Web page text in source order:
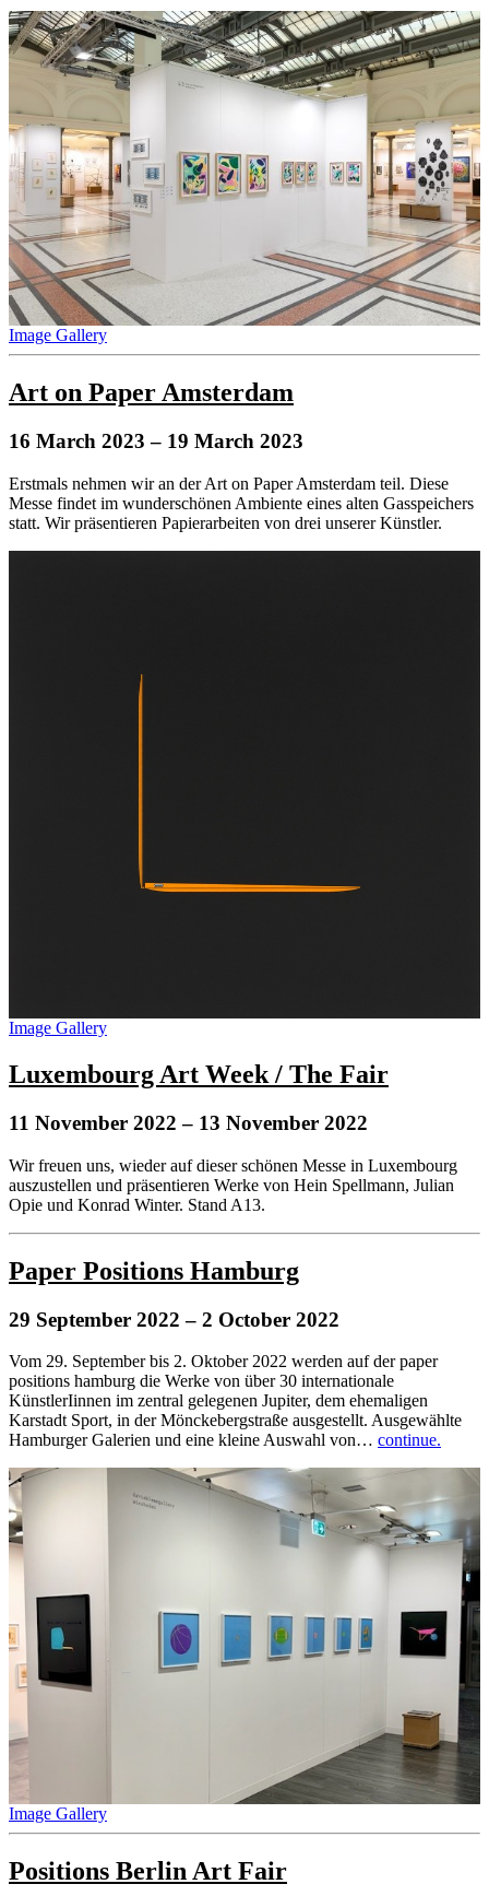
Image Gallery
Art on Paper Amsterdam
16 March 2023 – 19 March 2023
Erstmals nehmen wir an der Art on Paper Amsterdam teil. Diese
Messe findet im wunderschönen Ambiente eines alten Gasspeichers
statt. Wir präsentieren Papierarbeiten von drei unserer Künstler.
Image Gallery
Luxembourg Art Week / The Fair
11 November 2022 – 13 November 2022
Wir freuen uns, wieder auf dieser schönen Messe in Luxembourg
auszustellen und präsentieren Werke von Hein Spellmann, Julian
Opie und Konrad Winter. Stand A13.
Paper Positions Hamburg
29 September 2022 – 2 October 2022
Vom 29. September bis 2. Oktober 2022 werden auf der paper
positions hamburg die Werke von über 30 internationale
KünstlerIinnen im zentral gelegenen Jupiter, dem ehemaligen
Karstadt Sport, in der Mönckebergstraße ausgestellt. Ausgewählte
Hamburger Galerien und eine kleine Auswahl von… continue.
Image Gallery
Positions Berlin Art Fair